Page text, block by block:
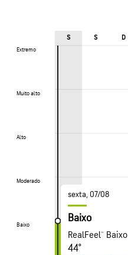
Extremo
Muito alto
Alto
Moderado
Baixo
S S D
Extremo
Muito alto
Alto
Moderado
Baixo
sexta, 07/08
Baixo
RealFeel® Baixo
44°